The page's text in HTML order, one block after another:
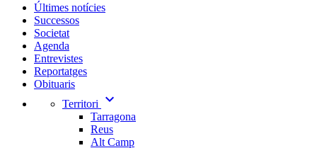
Últimes notícies
Successos
Societat
Agenda
Entrevistes
Reportatges
Obituaris
Territori
expand_more
Tarragona
Reus
Alt Camp